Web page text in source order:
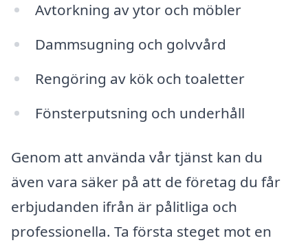
Avtorkning av ytor och möbler
Dammsugning och golvvård
Rengöring av kök och toaletter
Fönsterputsning och underhåll
Genom att använda vår tjänst kan du
även vara säker på att de företag du får
erbjudanden ifrån är pålitliga och
professionella. Ta första steget mot en